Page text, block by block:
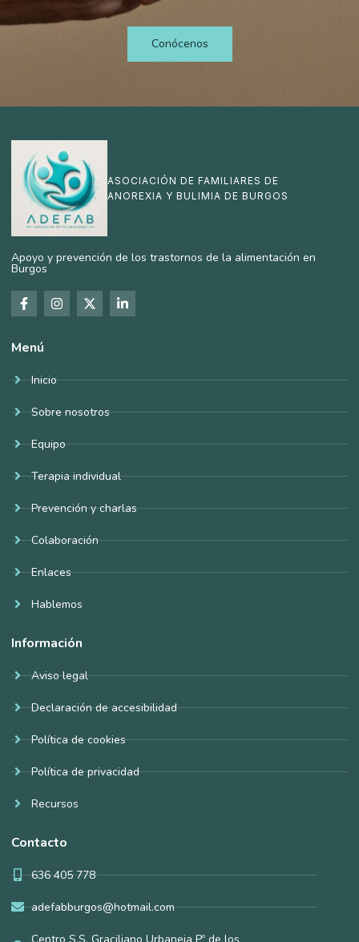
Conócenos
ASOCIACIÓN DE FAMILIARES DE
ANOREXIA Y BULIMIA DE BURGOS
Apoyo y prevención de los trastornos de la alimentación en
Burgos
Menú
Inicio
Sobre nosotros
Equipo
Terapia individual
Prevención y charlas
Colaboración
Enlaces
Hablemos
Información
Aviso legal
Declaración de accesibilidad
Política de cookies
Política de privacidad
Recursos
Contacto
636 405 778
adefabburgos@hotmail.com